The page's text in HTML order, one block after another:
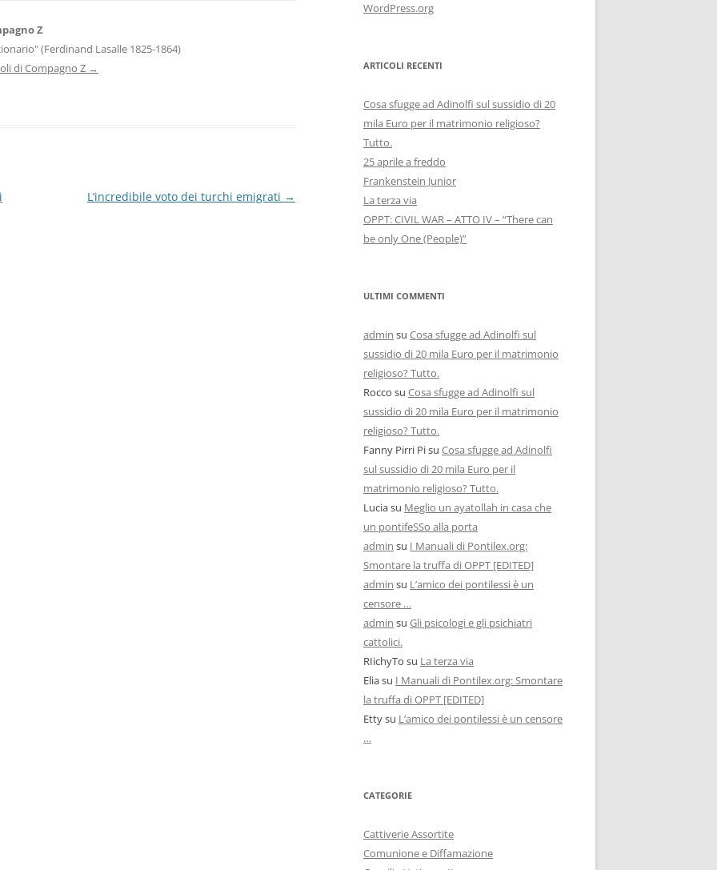
Z
(Ferdinand Lasalle 1825-1864)
di Compagno Z →
L’incredibile voto dei turchi emigrati →
WordPress.org
ARTICOLI RECENTI
Cosa sfugge ad Adinolfi sul sussidio di 20
mila Euro per il matrimonio religioso?
Tutto.
25 aprile a freddo
Frankenstein Junior
La terza via
OPPT: CIVIL WAR – ATTO IV – “There can
be only One (People)”
ULTIMI COMMENTI
admin su Cosa sfugge ad Adinolfi sul
sussidio di 20 mila Euro per il matrimonio
religioso? Tutto.
Rocco su Cosa sfugge ad Adinolfi sul
sussidio di 20 mila Euro per il matrimonio
religioso? Tutto.
Fanny Pirri Pisu Cosa sfugge ad Adinolfi
sul sussidio di 20 mila Euro per il
matrimonio religioso? Tutto.
Luciasu Meglio un ayatollah in casa che
un pontifeSSo alla porta
admin su I Manuali di Pontilex.org:
Smontare la truffa di OPPT [EDITED]
admin su L’amico dei pontilessi è un
censore …
admin su Gli psicologi e gli psichiatri
cattolici.
RIichyTo su La terza via
Eliasu I Manuali di Pontilex.org: Smontare
la truffa di OPPT [EDITED]
Ettysu L’amico dei pontilessi è un censore
…
CATEGORIE
Cattiverie Assortite
Comunione e Diffamazione